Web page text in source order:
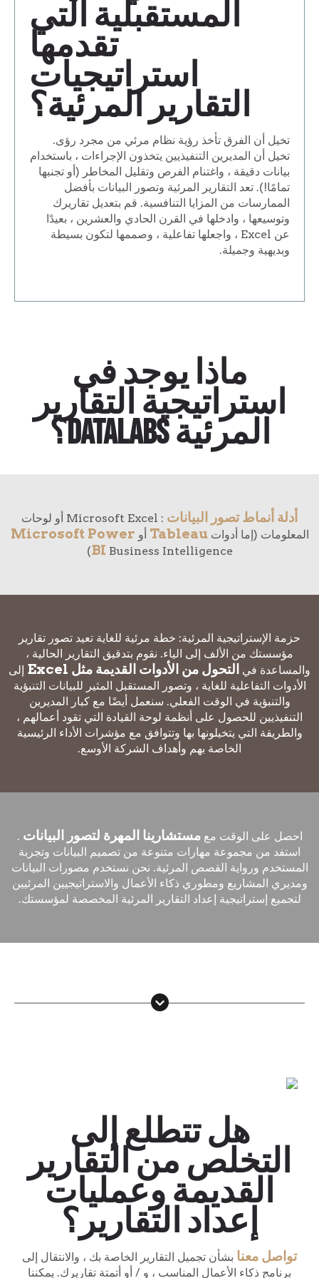
المستقبلية التي
تقدمها
استراتيجيات
التقارير المرئية؟
تخيل أن الفرق تأخذ رؤية نظام مرئي من مجرد رؤى.
تخيل أن المديرين التنفيذيين يتخذون الإجراءات ، باستخدام
بيانات دقيقة ، واغتنام الفرص وتقليل المخاطر (أو تجنبها
تمامًا!). تعد التقارير المرئية وتصور البيانات بأفضل
الممارسات من المزايا التنافسية. قم بتعديل تقاريرك
وتوسيعها ، وادخلها في القرن الحادي والعشرين ، بعيدًا
عن Excel ، واجعلها تفاعلية ، وصممها لتكون بسيطة
وبديهية وجميلة.
ماذا يوجد في
استراتيجية التقارير
المرئية Datalabs؟
أدلة أنماط تصور البيانات
: Microsoft Excel أو لوحات
المعلومات (إما أدواتTableau أو Microsoft Power
BI Business Intelligence)
حزمة الإستراتيجية المرئية: خطة مرئية للغاية تعيد تصور تقارير
مؤسستك من الألف إلى الياء. نقوم بتدقيق التقارير الحالية ،
والمساعدة في التحول من الأدوات القديمة مثل Excel
إلى
الأدوات التفاعلية للغاية ، وتصور المستقبل المثير للبيانات التنبؤية
والتنبؤية في الوقت الفعلي. سنعمل أيضًا مع كبار المديرين
التنفيذيين للحصول على أنظمة لوحة القيادة التي تقود أعمالهم ،
والطريقة التي يتخيلونها بها وتتوافق مع مؤشرات الأداء الرئيسية
الخاصة بهم وأهداف الشركة الأوسع.
احصل على الوقت معمستشارينا المهرة لتصور البيانات .
استفد من مجموعة مهارات متنوعة من تصميم البيانات وتجربة
المستخدم ورواية القصص المرئية. نحن نستخدم مصورات البيانات
ومديري المشاريع ومطوري ذكاء الأعمال والاستراتيجيين المرئيين
لتجميع إستراتيجية إعداد التقارير المرئية المخصصة لمؤسستك.
هل تتطلع إلى
التخلص من التقارير
القديمة وعمليات
إعداد التقارير؟
تواصل معنا بشأن تجميل التقارير الخاصة بك ، والانتقال إلى
برنامج ذكاء الأعمال المناسب ، و / أو أتمتة تقاريرك. يمكننا
عبر
الإنترنت:
تصميم
لوحات
معلومات
رائعة
تعرف
على
دورة
عبر
الإنترنت:
تصور
البيانات
ورواية
القصص
تعلم
تدريب
الفريق:
التصور